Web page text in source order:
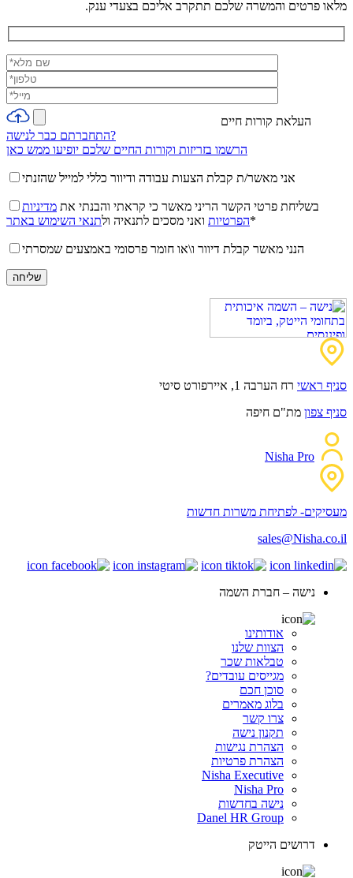
מלאו פרטים והמשרה שלכם תתקרב אליכם בצעדי ענק.
העלאת קורות חיים
התחברתם כבר לנישה?
הרשמו בזריזות וקורות החיים שלכם יופיעו ממש כאן
אני מאשר/ת קבלת הצעות עבודה ודיוור כללי למייל שהזנתי
בשליחת פרטי הקשר הריני מאשר כי קראתי והבנתי את מדיניות
הפרטיות ואני מסכים לתנאיה ולתנאי השימוש באתר *
הנני מאשר קבלת דיוור ו\או חומר פרסומי באמצעים שמסרתי
סניף ראשי רח הערבה 1, איירפורט סיטי
סניף צפון מת"ם חיפה
Nisha Pro
מעסיקים- לפתיחת משרות חדשות
sales@Nisha.co.il
נישה – חברת השמה
אודותינו
הצוות שלנו
טבלאות שכר
מגייסים עובדים?
סוכן חכם
בלוג מאמרים
צרו קשר
תקנון נישה
הצהרת נגישות
הצהרת פרטיות
Nisha Executive
Nisha Pro
נישה בחדשות
Danel HR Group
דרושים הייטק